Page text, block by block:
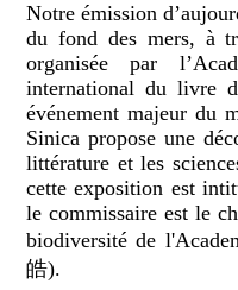
Notre émission
du fond des mers, à
organisée par
international du livre
événement majeur du
Sinica propose une
littérature et les
cette exposition est
le commissaire est le
biodiversité de
皓).